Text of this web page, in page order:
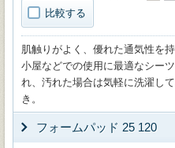
比較する
肌触りがよく、優れた通気性を
小屋などでの使用に最適なシー
れ、汚れた場合は気軽に洗濯し
き。
フォームパッド 25 120